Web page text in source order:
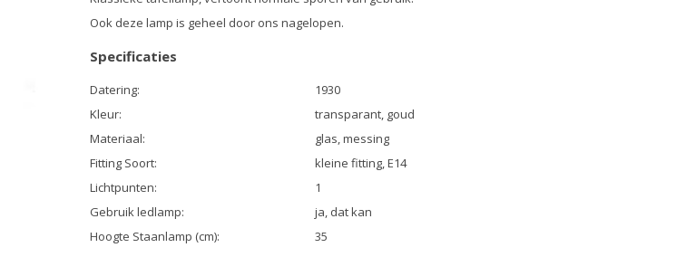
Ook deze lamp is geheel door ons nagelopen.
Specificaties
Datering:
1930
Kleur:
transparant, goud
Materiaal:
glas, messing
Fitting Soort:
kleine fitting, E14
Lichtpunten:
1
Gebruik ledlamp:
ja, dat kan
Hoogte Staanlamp (cm):
35